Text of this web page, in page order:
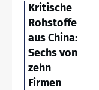
Kritische
Rohstoffe
aus China:
Sechs von
zehn
Firmen